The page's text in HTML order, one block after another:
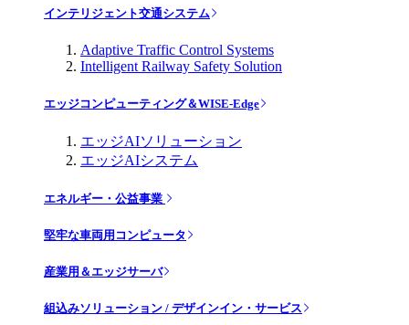
インテリジェント交通システム
Adaptive Traffic Control Systems
Intelligent Railway Safety Solution
エッジコンピューティング＆WISE-Edge
エッジAIソリューション
エッジAIシステム
エネルギー・公益事業
堅牢な車両用コンピュータ
産業用＆エッジサーバ
組込みソリューション / デザインイン・サービス